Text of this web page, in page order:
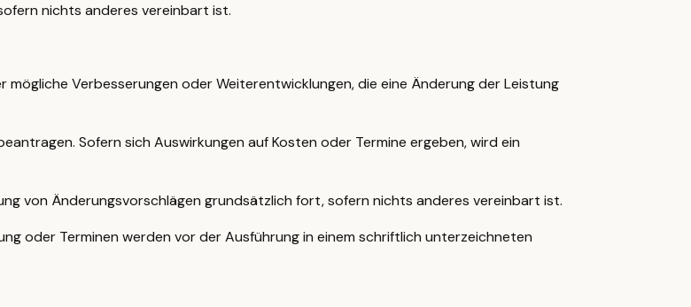
nichts anderes vereinbart ist.
Verbesserungen oder Weiterentwicklungen, die eine Änderung der Leistung
Sofern sich Auswirkungen auf Kosten oder Termine ergeben, wird ein
von Änderungsvorschlägen grundsätzlich fort, sofern nichts anderes vereinbart ist.
oder Terminen werden vor der Ausführung in einem schriftlich unterzeichneten